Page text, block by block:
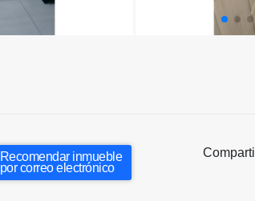
Recomendar inmueble
por correo electrónico